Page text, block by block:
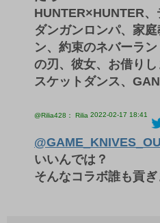
HUNTER×HUNTER
ダンガンロンパ、家
ン、約束のネバーラ
の刃、彼女、お借りし
スケットダンス、
@Rilia428： Rilia 2022-02-17 18:41
いいんでは？
そんなコラボ誰も貢ぎ